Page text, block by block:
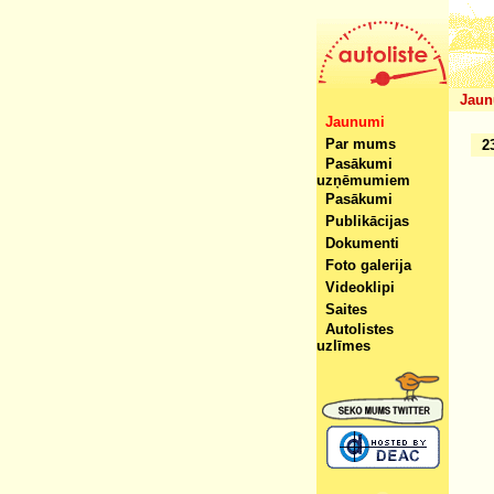
Jaunumi
Par mums
Pasākumi
uzņēmumiem
Pasākumi
Publikācijas
Dokumenti
Foto galerija
Videoklipi
Saites
Autolistes
uzlīmes